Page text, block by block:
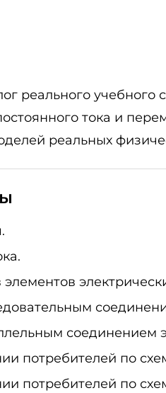
реального учебного
тока и
реальных
соединением
потребителей по
потребителей по